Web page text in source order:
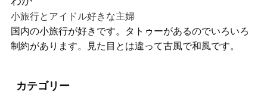
小旅行とアイドル好きな主婦
国内の小旅行が好きです。タトゥーがあるのでいろいろ
制約があります。見た目とは違って古風で和風です。
カテゴリー